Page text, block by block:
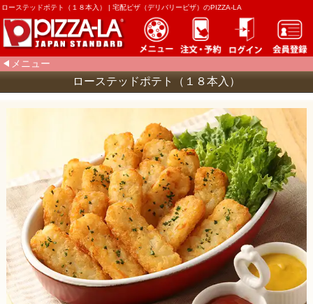
ローステッドポテト（１８本入） | 宅配ピザ（デリバリーピザ）のPIZZA-LA
メニュー
ローステッドポテト（１８本入）